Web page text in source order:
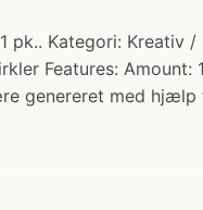
pk.. Kategori:
Features: Amount:
genereret med hjælp